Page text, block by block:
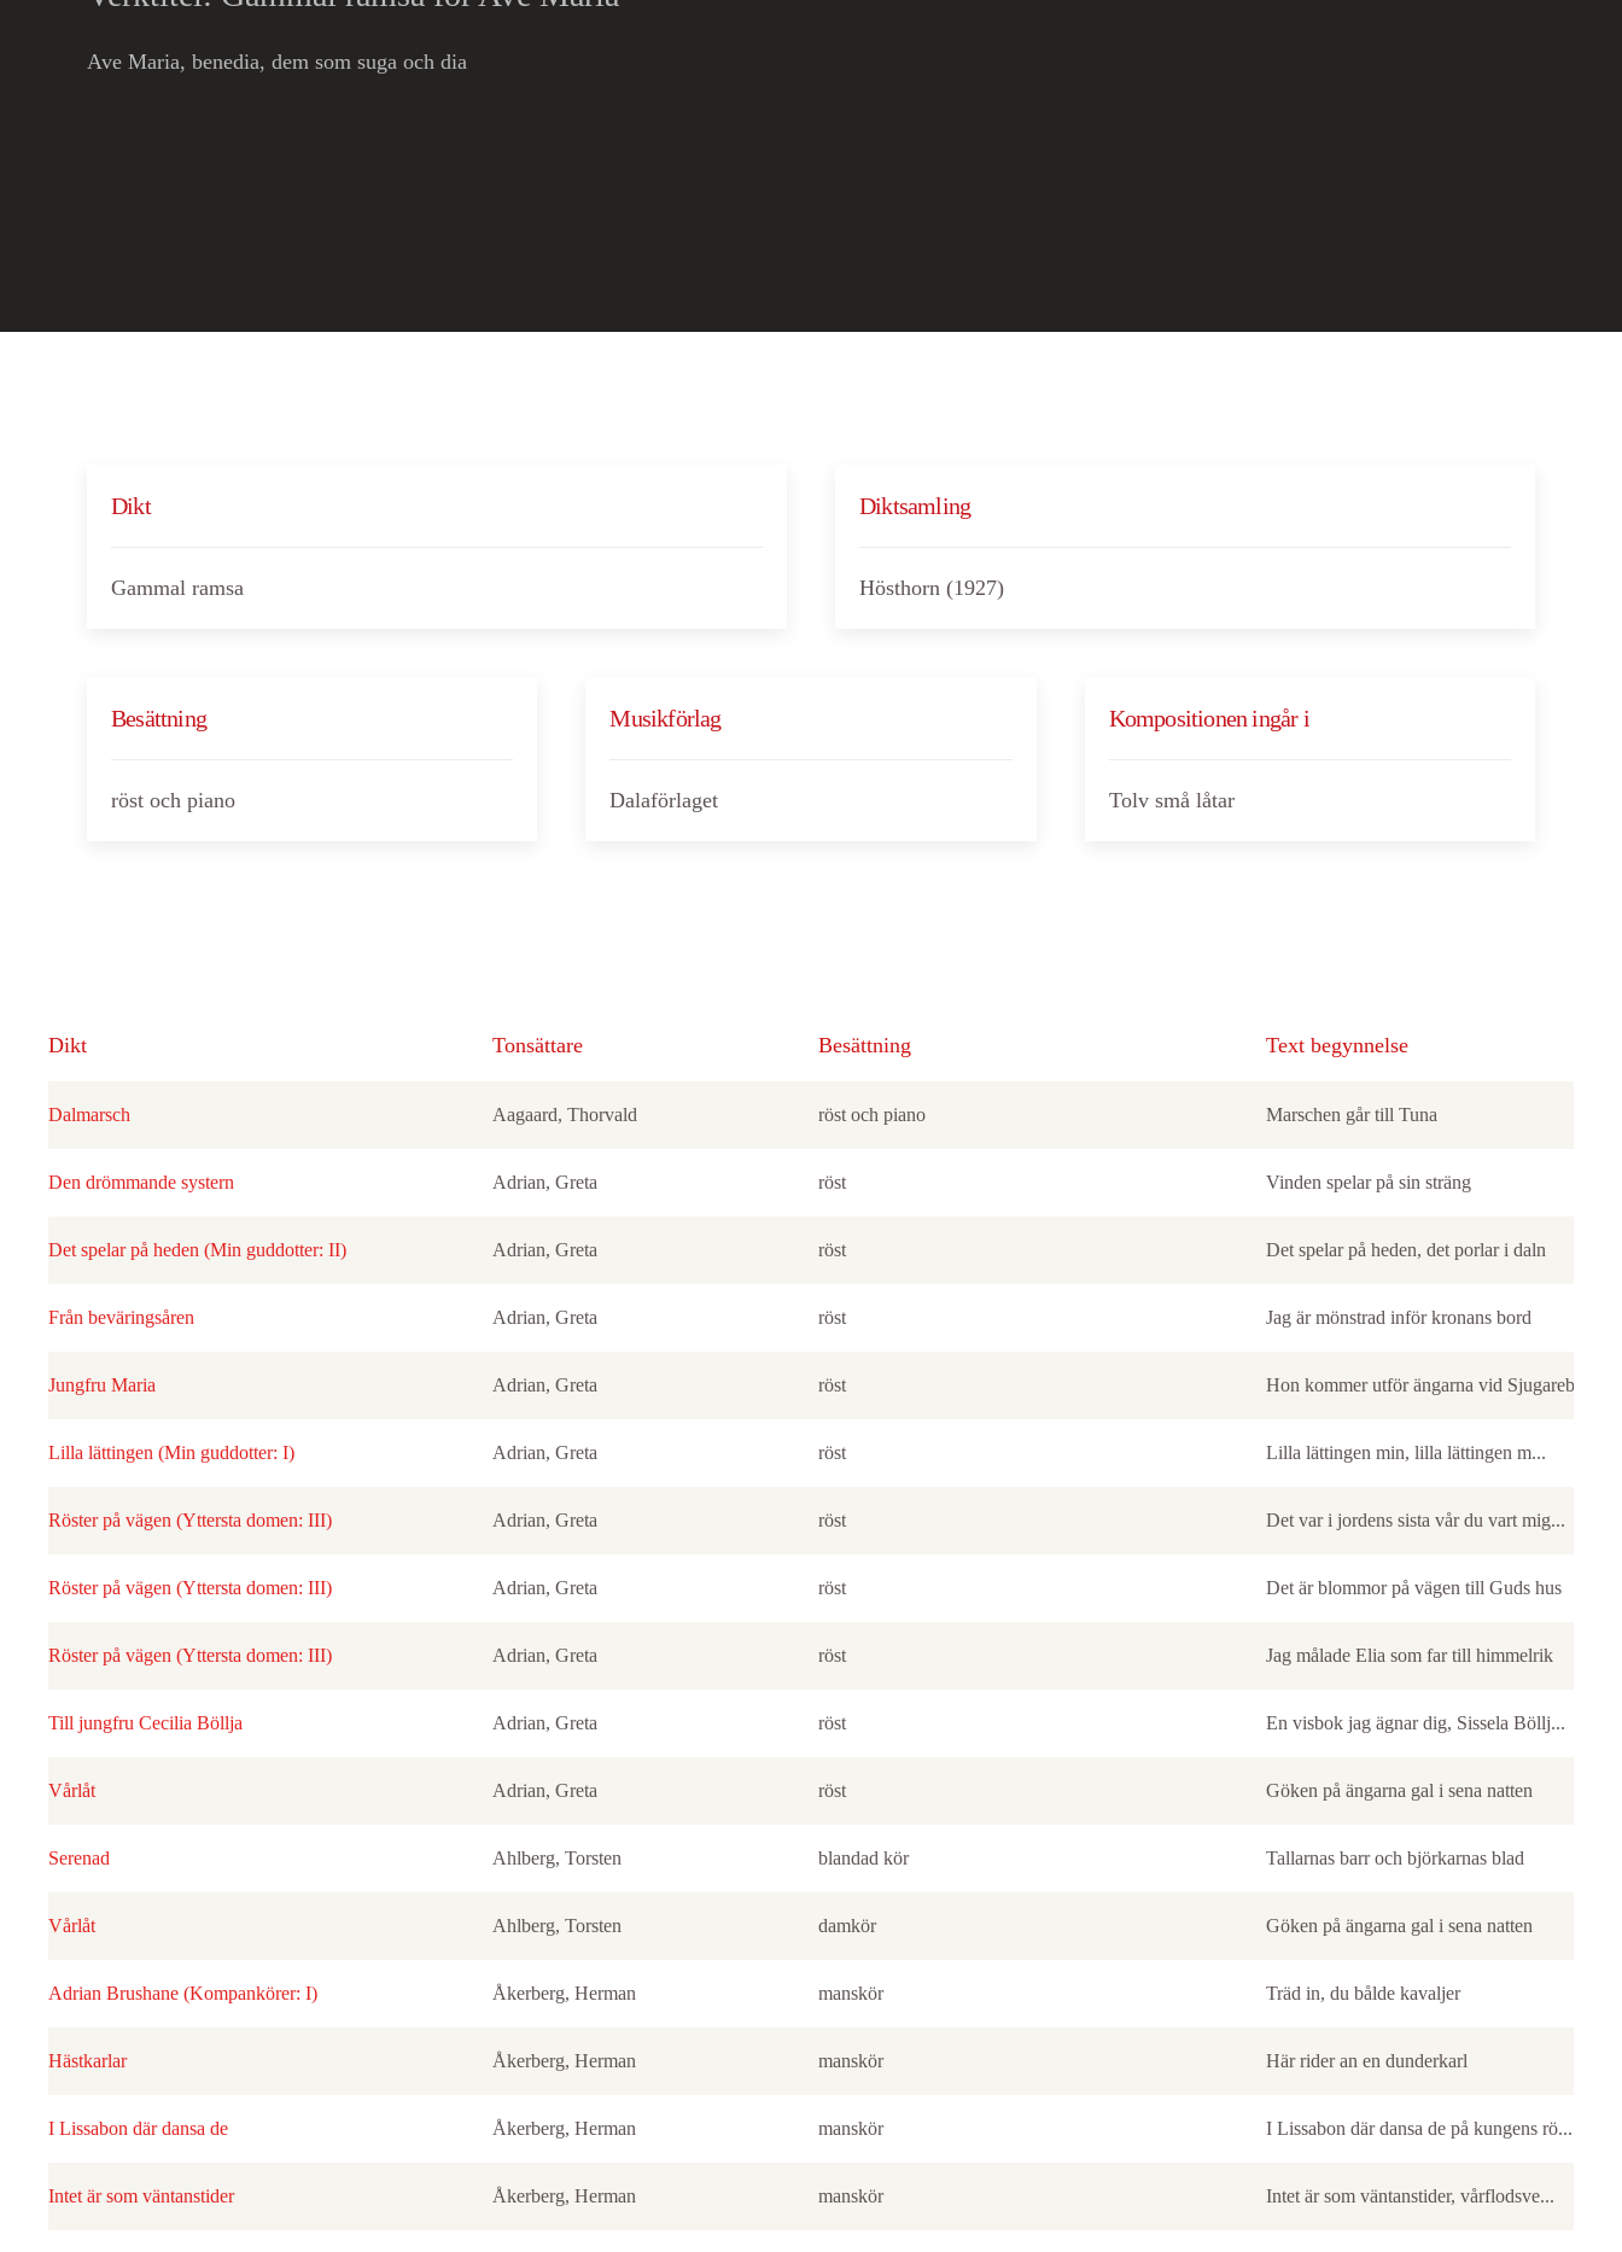
Ave Maria, benedia, dem som suga och dia
Dikt
Gammal ramsa
Diktsamling
Hösthorn (1927)
Besättning
röst och piano
Musikförlag
Dalaförlaget
Kompositionen ingår i
Tolv små låtar
Dikt Tonsättare Besättning Text begynnelse
Dalmarsch Aagaard, Thorvald röst och piano Marschen går till Tuna
Den drömmande systern Adrian, Greta röst Vinden spelar på sin sträng
Det spelar på heden (Min guddotter: II) Adrian, Greta röst Det spelar på heden, det porlar i daln
Från beväringsåren Adrian, Greta röst Jag är mönstrad inför kronans bord
Jungfru Maria Adrian, Greta röst Hon kommer utför ängarna vid Sjugareby
Lilla lättingen (Min guddotter: I) Adrian, Greta röst Lilla lättingen min, lilla lättingen m...
Röster på vägen (Yttersta domen: III) Adrian, Greta röst Det var i jordens sista vår du vart mig...
Röster på vägen (Yttersta domen: III) Adrian, Greta röst Det är blommor på vägen till Guds hus
Röster på vägen (Yttersta domen: III) Adrian, Greta röst Jag målade Elia som far till himmelrik
Till jungfru Cecilia Böllja Adrian, Greta röst En visbok jag ägnar dig, Sissela Böllj...
Vårlåt Adrian, Greta röst Göken på ängarna gal i sena natten
Serenad Ahlberg, Torsten blandad kör Tallarnas barr och björkarnas blad
Vårlåt Ahlberg, Torsten damkör Göken på ängarna gal i sena natten
Adrian Brushane (Kompankörer: I) Åkerberg, Herman manskör Träd in, du bålde kavaljer
Hästkarlar Åkerberg, Herman manskör Här rider an en dunderkarl
I Lissabon där dansa de Åkerberg, Herman manskör I Lissabon där dansa de på kungens rö...
Intet är som väntanstider Åkerberg, Herman manskör Intet är som väntanstider, vårflodsve...